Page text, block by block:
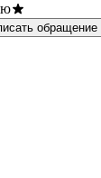
обращение